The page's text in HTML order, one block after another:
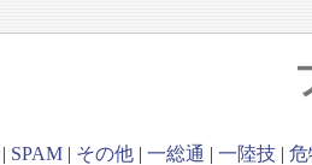
| SPAM | その他 | 一総通 | 一陸技 | 危